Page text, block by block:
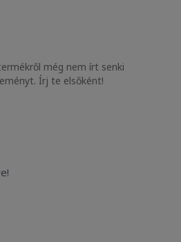
még nem írt senki
Írj te elsőként!